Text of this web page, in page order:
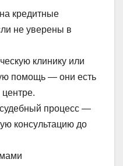
кредитные
не уверены в
клинику или
помощь — они есть
процесс —
консультацию до